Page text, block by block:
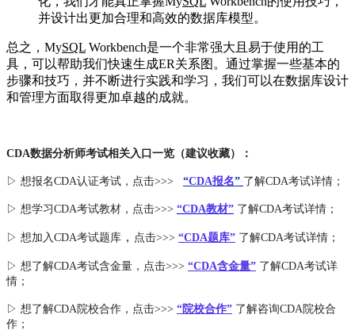
并设计出更加合理和高效的数据库模型。
总之，MySQL Workbench是一个非常强大且易于使用的工
具，可以帮助我们快速生成ER关系图。通过掌握一些基本的
步骤和技巧，并不断进行实践和学习，我们可以在数据库设计
和管理方面取得更加卓越的成就。
CDA数据分析师考试相关入口一览（建议收藏）：
▷ 想报名CDA认证考试，点击>>> “CDA报名” 了解CDA考试详情；
▷ 想学习CDA考试教材，点击>>> “CDA教材” 了解CDA考试详情；
▷ 想加入CDA考试题库 ， 点击>>> “CDA题库” 了解CDA考试详情；
▷ 想了解CDA考试含金量 ，点击>>> “CDA含金量” 了解CDA考试详
情；
▷ 想了解CDA院校合作 ，点击>>> “院校合作” 了解咨询CDA院校合
作；